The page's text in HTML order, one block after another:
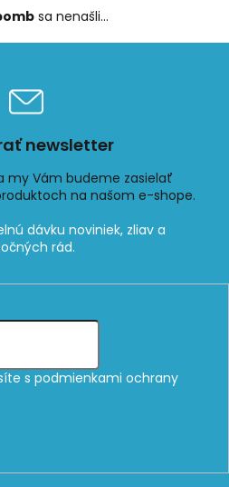
sa nenašli...
newsletter
my Vám budeme zasielať
na našom e-shope.
s podmienkami ochrany